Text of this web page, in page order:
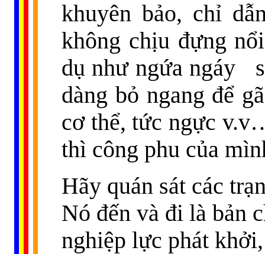
khuyên bảo, chỉ
không chịu đựng
dụ như ngứa ngáy
dàng bỏ ngang để
cơ thể, tức ngực
thì công phu của
Hãy quán sát các
Nó đến và đi là bản
nghiệp lực phát